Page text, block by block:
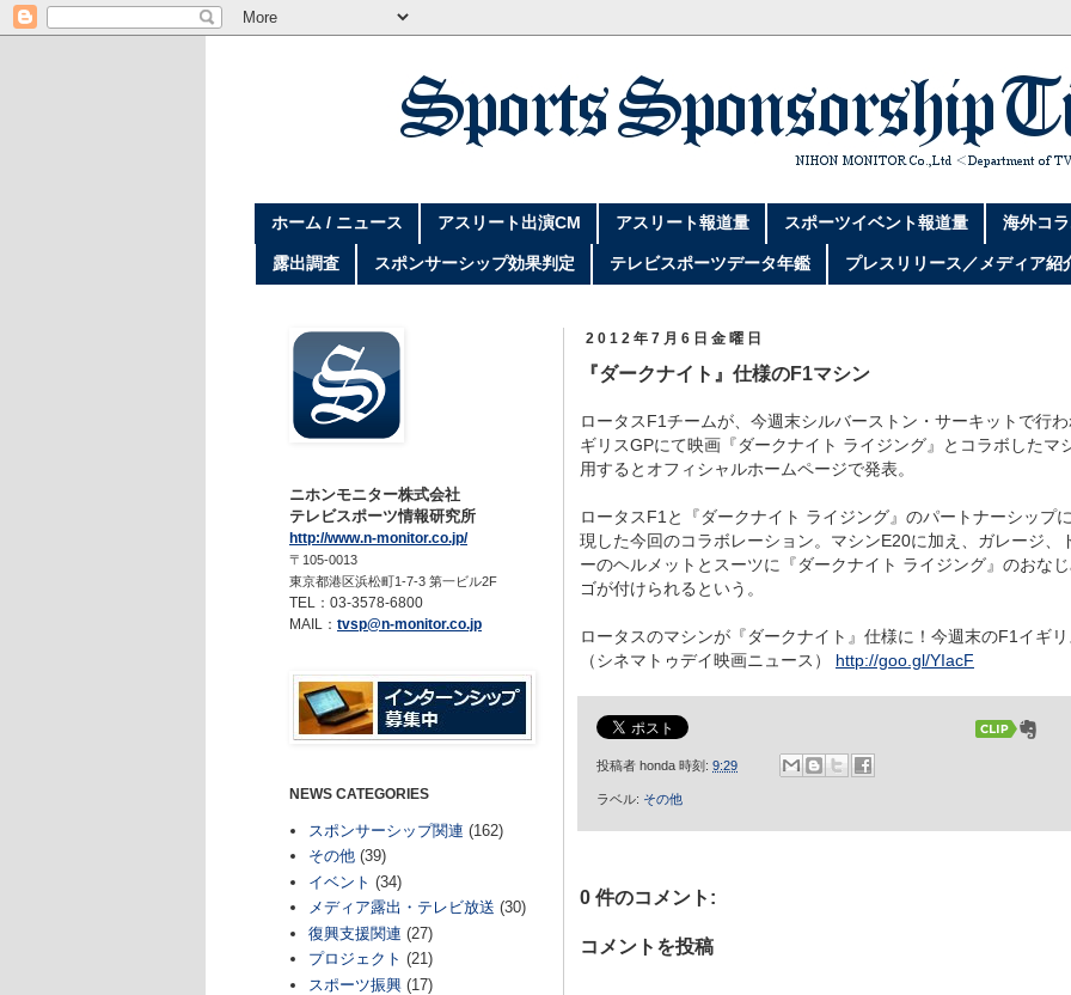
ホーム / ニュース アスリート出演CM アスリート報道量 スポーツイベント報道量 海外コ
露出調査 スポンサーシップ効果判定 テレビスポーツデータ年鑑 プレスリリース／メディア紹
2012年7月6日金曜日
『ダークナイト』仕様のF1マシン
ロータスF1チームが、今週末シルバーストン・サーキットで行
ギリスGPにて映画『ダークナイト ライジング』とコラボしたマ
用するとオフィシャルホームページで発表。
ロータスF1と『ダークナイト ライジング』のパートナーシップ
現した今回のコラボレーション。マシンE20に加え、ガレージ、
ーのヘルメットとスーツに『ダークナイト ライジング』のおな
ゴが付けられるという。
ロータスのマシンが『ダークナイト』仕様に！今週末のF1イギ
（シネマトゥデイ映画ニュース） http://goo.gl/YIacF
投稿者 honda 時刻: 9:29
ラベル: その他
0 件のコメント:
コメントを投稿
ニホンモニター株式会社
テレビスポーツ情報研究所
http://www.n-monitor.co.jp/
〒105-0013
東京都港区浜松町1-7-3 第一ビル2F
TEL：03-3578-6800
MAIL： tvsp@n-monitor.co.jp
NEWS CATEGORIES
スポンサーシップ関連 (162)
その他 (39)
イベント (34)
メディア露出・テレビ放送 (30)
復興支援関連 (27)
プロジェクト (21)
スポーツ振興 (17)